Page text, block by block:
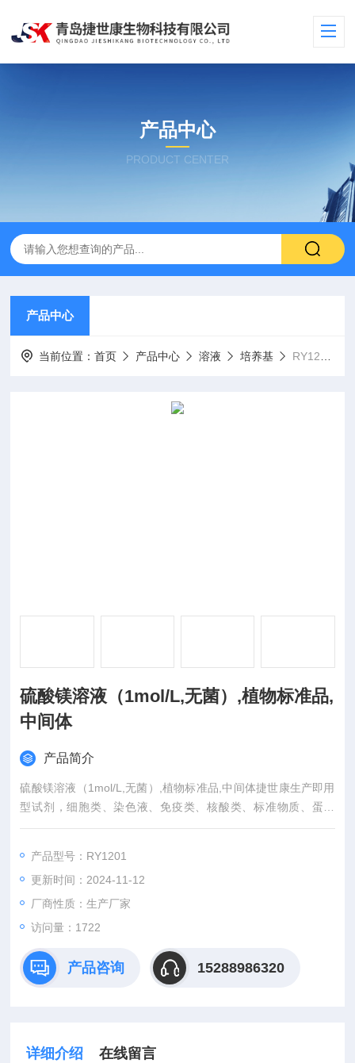
产品中心
PRODUCT CENTER
产品中心
当前位置：首页 产品中心 溶液 培养基 RY1201硫酸镁溶液（1mol/L,无菌）,植物标准品,中间体
硫酸镁溶液（1mol/L,无菌）,植物标准品,
中间体
产品简介
硫酸镁溶液（1mol/L,无菌）,植物标准品,中间体捷世康生产即用
型试剂，细胞类、染色液、免疫类、核酸类、标准物质、蛋白
类。如：G418溶液等、Schiff试剂、吉姆萨染色液等、通用封片
液等、SDS-PAGE蛋白加用缓冲液等产品需求量大，也可定制大
包装。
产品型号：RY1201
更新时间：2024-11-12
厂商性质：生产厂家
访问量：1722
产品咨询 15288986320
详细介绍 在线留言